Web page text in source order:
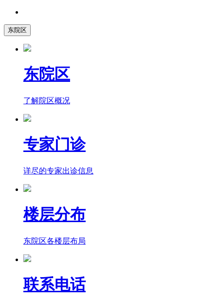
东院区
东院区
了解院区概况
专家门诊
详尽的专家出诊信息
楼层分布
东院区各楼层布局
联系电话